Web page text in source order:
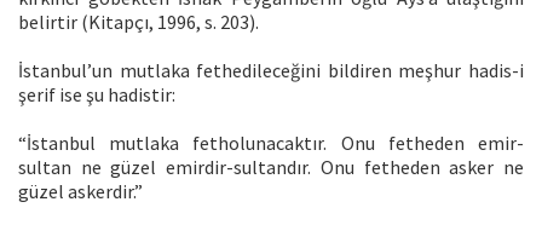
belirtir (Kitapçı, 1996, s. 203).
İstanbul’un mutlaka fethedileceğini bildiren meşhur hadis-i
şerif ise şu hadistir:
“İstanbul mutlaka fetholunacaktır. Onu fetheden emir-
sultan ne güzel emirdir-sultandır. Onu fetheden asker ne
güzel askerdir.”